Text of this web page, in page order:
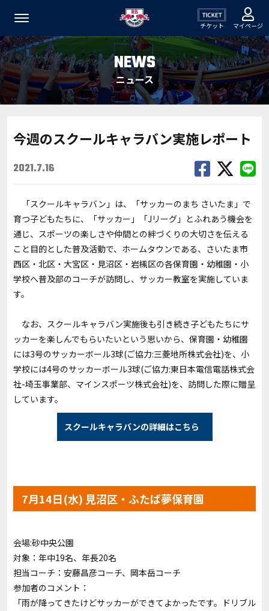
チケット マイページ
NEWS
ニュース
今週のスクールキャラバン実施レポート
2021.7.16
「スクールキャラバン」は、「サッカーのまち さいたま」で
育つ子どもたちに、「サッカー」「Jリーグ」とふれあう機会を
通じ、スポーツの楽しさや仲間との絆づくりの大切さを伝える
こと目的とした普及活動で、ホームタウンである、さいたま市
西区・北区・大宮区・見沼区・岩槻区の各保育園・幼稚園・小
学校へ普及部のコーチが訪問し、サッカー教室を実施していま
す。
なお、スクールキャラバン実施後も引き続き子どもたちにサ
ッカーを楽しんでもらいたいという思いから、保育園・幼稚園
には3号のサッカーボール3球(ご協力:三菱地所株式会社)を、小
学校には4号のサッカーボール3球(ご協力:東日本電信電話株式会
社-埼玉事業部、マインスポーツ株式会社)を、訪問した際に贈呈
しています。
スクールキャラバンの詳細はこちら
7月14日(水) 見沼区・ふたば夢保育園
会場:砂中央公園
対象：年中19名、年長20名
担当コーチ： 安藤昌彦コーチ、 岡本岳コーチ
参加者のコメント：
「雨が降ってきたけどサッカーができてよかったです。ドリブル